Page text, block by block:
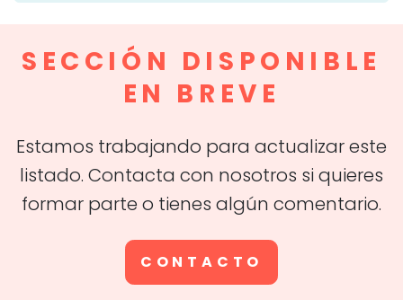
SECCIÓN DISPONIBLE
EN BREVE
Estamos trabajando para actualizar este
listado. Contacta con nosotros si quieres
formar parte o tienes algún comentario.
CONTACTO